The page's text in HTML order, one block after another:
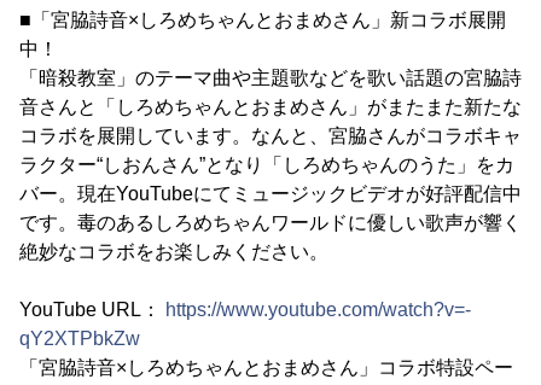
■「宮脇詩音×しろめちゃんとおまめさん」新コラボ展開
中！
「暗殺教室」のテーマ曲や主題歌などを歌い話題の宮脇詩
音さんと「しろめちゃんとおまめさん」がまたまた新たな
コラボを展開しています。なんと、宮脇さんがコラボキャ
ラクター“しおんさん”となり「しろめちゃんのうた」をカ
バー。現在YouTubeにてミュージックビデオが好評配信中
です。毒のあるしろめちゃんワールドに優しい歌声が響く
絶妙なコラボをお楽しみください。
YouTube URL：
https://www.youtube.com/watch?v=-
qY2XTPbkZw
「宮脇詩音×しろめちゃんとおまめさん」コラボ特設ペー